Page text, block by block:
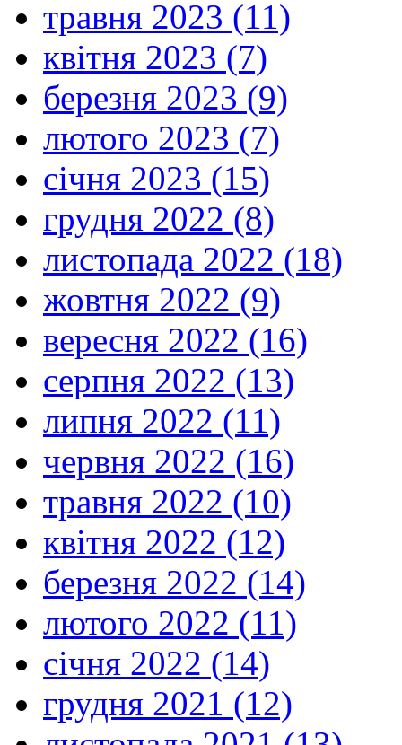
травня 2023 (11)
квітня 2023 (7)
березня 2023 (9)
лютого 2023 (7)
січня 2023 (15)
грудня 2022 (8)
листопада 2022 (18)
жовтня 2022 (9)
вересня 2022 (16)
серпня 2022 (13)
липня 2022 (11)
червня 2022 (16)
травня 2022 (10)
квітня 2022 (12)
березня 2022 (14)
лютого 2022 (11)
січня 2022 (14)
грудня 2021 (12)